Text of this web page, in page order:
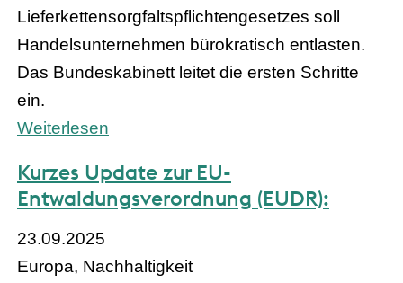
Lieferkettensorgfaltspflichtengesetzes soll
Handelsunternehmen bürokratisch entlasten.
Das Bundeskabinett leitet die ersten Schritte
ein.
Weiterlesen
Kurzes Update zur EU-
Entwaldungsverordnung (EUDR):
23.09.2025
Europa, Nachhaltigkeit